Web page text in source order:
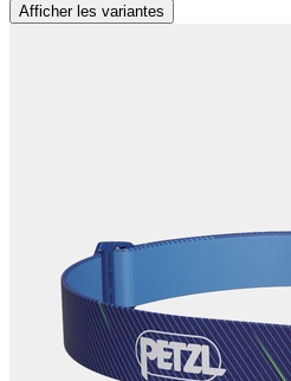
Afficher les variantes